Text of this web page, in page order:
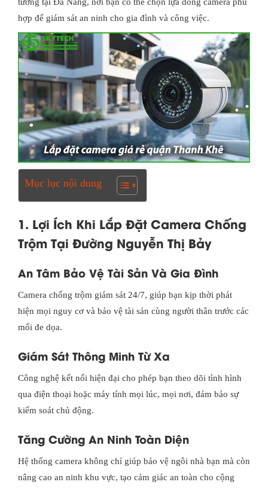
hợp để giám sát an ninh cho gia đình và công việc.
Mục lục nội dung
1. Lợi Ích Khi Lắp Đặt Camera Chống
Trộm Tại Đường Nguyễn Thị Bảy
An Tâm Bảo Vệ Tài Sản Và Gia Đình
Camera chống trộm giám sát 24/7, giúp bạn kịp thời phát
hiện mọi nguy cơ và bảo vệ tài sản cùng người thân trước các
mối đe dọa.
Giám Sát Thông Minh Từ Xa
Công nghệ kết nối hiện đại cho phép bạn theo dõi tình hình
qua điện thoại hoặc máy tính mọi lúc, mọi nơi, đảm bảo sự
kiểm soát chủ động.
Tăng Cường An Ninh Toàn Diện
Hệ thống camera không chỉ giúp bảo vệ ngôi nhà bạn mà còn
nâng cao an ninh khu vực, tạo cảm giác an toàn cho cộng